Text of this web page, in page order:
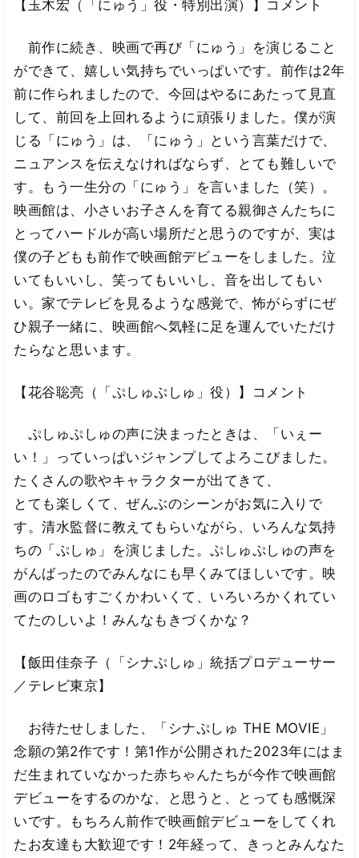
【玉木宏（「にゅう」役・特別出演）】コメント
前作に続き、映画で再び「にゅう」を演じること
ができて、嬉しい気持ちでいっぱいです。前作は2年
前に作られましたので、今回はやるにあたって見直
して、前回を上回れるように頑張りました。僕が演
じる「にゅう」は、「にゅう」という言葉だけで、
ニュアンスを伝えなければならず、とても難しいで
す。もう一生分の「にゅう」を言いました（笑）。
映画館は、小さいお子さんを育てる親御さんたちに
とってハードルが高い場所だと思うのですが、実は
僕の子どもも前作で映画館デビューをしました。泣
いてもいいし、笑ってもいいし、音を出してもい
い。家でテレビを見るような感覚で、怖がらずにぜ
ひ親子一緒に、映画館へ気軽に足を運んでいただけ
たらなと思います。
【花谷聡亮（「ぷしゅぷしゅ」役）】コメント
ぷしゅぷしゅの声に決まったときは、「いぇー
い！」っていっぱいジャンプしてよろこびました。
たくさんの歌やキャラクターが出てきて、
とても楽しくて、ぜんぶのシーンがお気に入りで
す。清水監督に教えてもらいながら、いろんな気持
ちの「ぷしゅ」を演じました。ぷしゅぷしゅの声を
がんばったのでみんなにも早くみてほしいです。映
画のロゴもすごくかわいくて、いろいろかくれてい
てたのしいよ！みんなもきづくかな？
【飯田佳奈子（「シナぷしゅ」統括プロデューサー
／テレビ東京】
お待たせしました、「シナぷしゅ THE MOVIE」
念願の第2作です！第1作が公開された2023年にはま
だ生まれていなかった赤ちゃんたちが今作で映画館
デビューをするのかな、と思うと、とっても感慨深
いです。もちろん前作で映画館デビューをしてくれ
たお友達も大歓迎です！2年経って、きっとみんなた